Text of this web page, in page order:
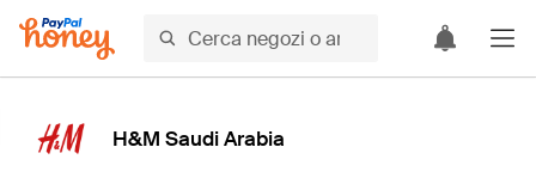
H&M Saudi Arabia